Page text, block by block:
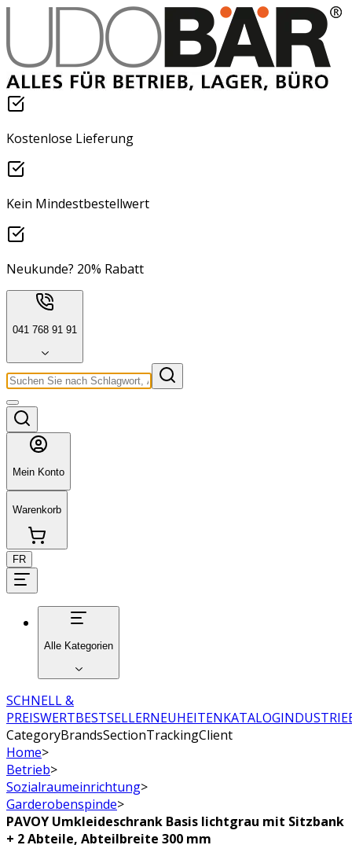
Kostenlose Lieferung
Kein Mindestbestellwert
Neukunde? 20% Rabatt
041 768 91 91
Mein Konto
Warenkorb
FR
Alle Kategorien
SCHNELL &
PREISWERTBESTSELLERNEUHEITENKATALOG
CategoryBrandsSectionTrackingClient
Home>
Betrieb>
Sozialraumeinrichtung>
Garderobenspinde>
PAVOY Umkleideschrank Basis lichtgrau mit Sitzbank
+ 2 Abteile, Abteilbreite 300 mm